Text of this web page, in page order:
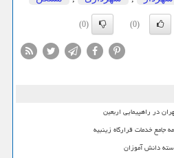
(0)
(0)
در راهپیمایی اربعین
دانش آموزان